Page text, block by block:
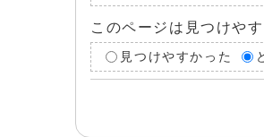
このページは見つけや
見つけやすかった